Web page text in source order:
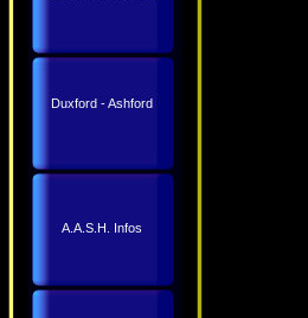
Duxford - Ashford
A.A.S.H. Infos